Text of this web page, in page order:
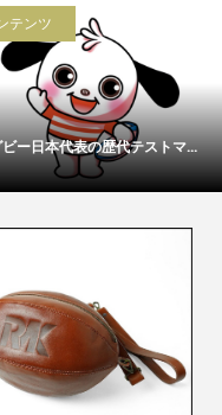
用語解説
フェーズ【ラグビー用語中級編】